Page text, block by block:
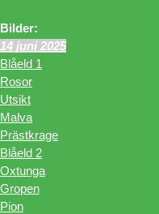
Bilder:
14 juni 2025
Blåeld 1
Rosor
Utsikt
Malva
Prästkrage
Blåeld 2
Oxtunga
Gropen
Pion